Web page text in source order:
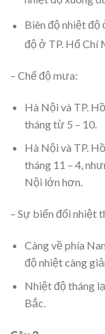
Biên độ nhiệt
độ ở TP. Hổ Chí
– Chế độ mưa:
Hà Nội và TP.
tháng từ 5 – 10.
Hà Nội và TP.
tháng 11 – 4,
Nội lớn hơn.
– Sự biến đổi nhiệt
Càng về phía
độ nhiệt càng
Nhiệt độ tháng
Bắc.